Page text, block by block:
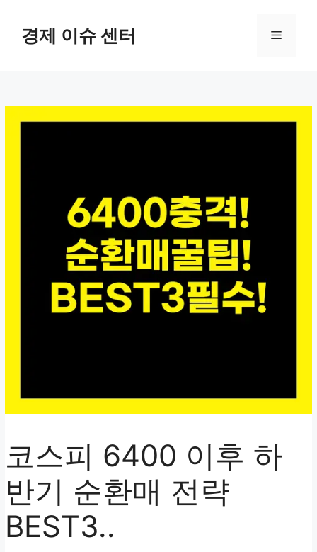
경제 이슈 센터 메
코스피 6400 이후 하
반기 순환매 전략
BEST3..